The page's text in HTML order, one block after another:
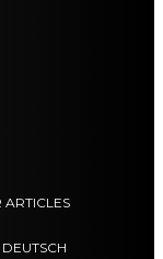
ARTICLES
DEUTSCH